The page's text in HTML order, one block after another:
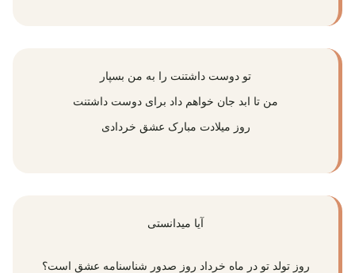
تو دوست داشتنت را به من بسپار
من تا ابد جان خواهم داد برای دوست داشتنت
روز میلادت مبارک عشق خردادی
آیا میدانستی
روز تولد تو در ماه خرداد روز صدور شناسنامه عشق است؟